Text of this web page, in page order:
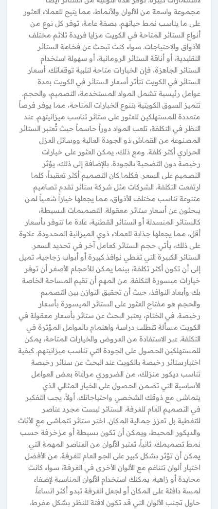
مجموعة واسعة من الألوان والأنماط، مما يتيح للعملاء العثور
على ما يناسب نمط حياتهم. بصفة عامة، توفر كل نوع من
أنواع الستائر المتاحة في الكويت مزايا فريدة تلائم مختلف
الأذواق والاحتياجات. سواء كنت تبحث عن فخامة الستائر
التقليدية، أو أناقة الستائر الرومانية، أو سهولة استخدام
الستائر الجاهزة، فإن الخيارات متاحة لتلبية توقعاتك. أسعار
الستائر في الكويت تتأثر أسعار الستائر في الكويت بعدة
عوامل رئيسية تشمل المواد المستخدمة، التصميم، والحجم.
تتميز السوق الكويتية بتنوع الخيارات المتاحة، مما يوفر فرصاً
متعددة للمستهلكين للعثور على ستائر تناسب ميزانيتهم. عند
النظر في التكلفة، تلعب المواد دوراً حاسماً حيث تُعتبر الستائر
المصنوعة من القماش ذو الجودة العالية ووسائل العزل
الحراري أكثر كلفة. ومع ذلك، يمكن العثور على خيارات
رخيصة دون التضحية بالجودة. بالإضافة إلى ذلك، يؤثر
التصميم على السعر. فكلما كان التصميم أكثر تعقيداً، كلما
ارتفعت التكلفة. الشركات مثل شركة ستائر تقدم تصاميم
متنوعة تناسب مختلف الأذواق، مما يجعلها خياراً شعبياً لمن
يبحثون عن أسعار ستائر معقولة. التصميمات البسيطة،
كالستائر المنسدلة أو الستائر القطنية، عادة ما تتوفر بأسعار
أقل، مما يجعلها جذابة للعملاء ذوي الميزانية المحدودة. علاوة
على ذلك، يأتي حجم الستائر كعامل آخر في تحديد السعر.
الستائر الكبيرة التي تغطي نوافذ كبيرة أو أبواب زجاجية، تميل
إلى أن تكون أكثر تكلفة، بينما يمكن للأحجام الأصغر أن توفر
خيارات ميسورة التكلفة. من المهم أن تقيم المساحة الخاصة
بك وأبعاد النوافذ، حيث أن تحقيق التوازن بين التصميم
والحجم هو مفتاح العثور على الستائر الميسورة بأسعار
رخيصة. في الختام، يعتبر البحث عن ستائر بأسعار معقولة في
الكويت مسألة تتطلب دراسة واهتمام بالعوامل المؤثرة في
التكلفة. عبر الاستفادة من العروض والخيارات المتاحة، يمكن
للمستهلكين الحصول على الجودة التي تناسب ميزانيتهم. كيفية
اختيارستائر رخيصة بالكويت عند البحث عن ستائر رخيصة
تناسب ديكور منزلك، من الضروري مراعاة بعض العوامل
الأساسية التي تضمن الحصول على الخيار المثالي الذي
يتماشى مع ذوقك الشخصي واحتياجاتك. أولاً، يجب التفكير
في التصميم العام للغرفة. الستائر ليست مجرد عناصر
للتغطية بل تعزز جمالية المكان. اختر ستائر تتماشى مع الأثاث
والديكور المحيط، ويمكن أن تكون بسيطة أو مزخرفة حسب
نمط تصميمك. ثانياً، تعتبر الألوان من العناصر المهمة التي
يمكن أن تؤثر بشكل كبير على الجو العام للغرفة. من الأفضل
اختيار ألوان تتناغم مع الألوان الأخرى في الغرفة، سواء كانت
محايدة أو زاهية. يمكنك استخدام الألوان المناسبة لإضفاء
لمسة دافئة على المكان أو لجعل الغرفة تبدو أكثر اتساعاً.
حاول تجنب الألوان التي قد تكون لافتة للنظر بشكل مفرط،